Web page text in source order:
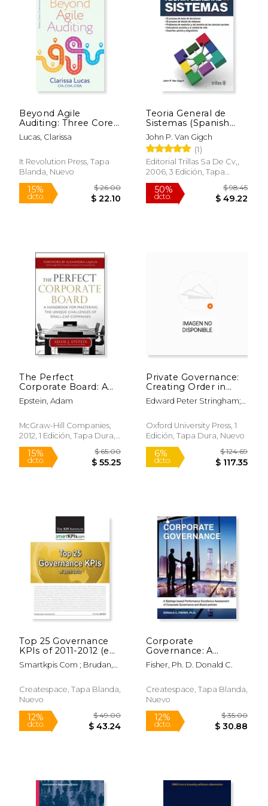
50%
dcto.
15%
dcto.
Beyond Agile
Auditing: Three Core
Components to
Revolutionize Your
Practices (en Inglés)
Lucas, Clarissa
It Revolution Press, Tapa
Blanda, Nuevo
15% $ 26.00
Teoria General de
Sistemas (Spanish
Edition) [Paperback]
by Gigch, John p. Van
John P. Van Gigch
(1)
Editorial Trillas Sa De Cv,,
2006, 3 Edición, Tapa
Blanda, Nuevo
50%
The Perfect
Corporate Board: A
Handbook for
Mastering the Unique
Cap Companies (en
Inglés)
Epstein, Adam
McGraw-Hill Companies,
2012, 1 Edición, Tapa Dura,
Nuevo
15%
dcto.
$ 65.00
$ 55.25
Private Governance:
Creating Order in
Economic and Social
Life (en Inglés)
Edward Peter Stringham;
Edward Stringham
Oxford University Press, 1
Edición, Tapa Dura, Nuevo
6%
dcto.
Top 25 Governance
KPIs of 2011-2012 (en
Inglés)
Smartkpis Com ; Brudan,
Createspace, Tapa Blanda,
Nuevo
Corporate
Governance: A
Baldrige-based
Performance
Assessment of
Corporate
Board Policies (en
Inglés)
Fisher, Ph. D. Donald C.
Createspace, Tapa Blanda,
Nuevo